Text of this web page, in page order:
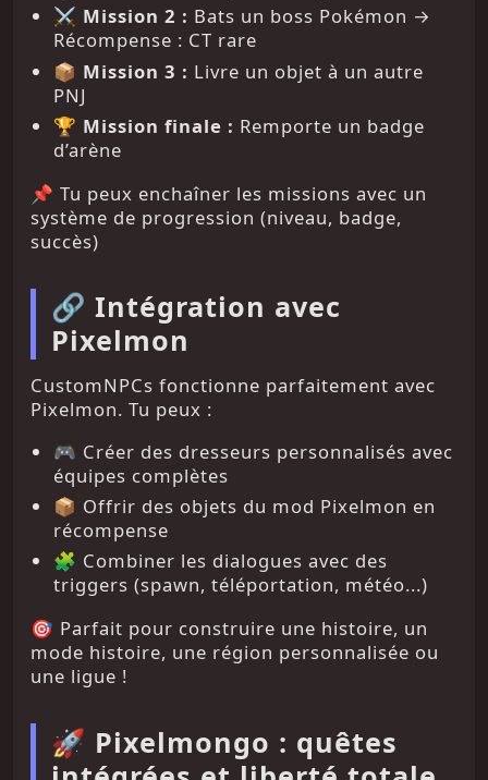
⚔️ Mission 2 : Bats un boss Pokémon →
Récompense : CT rare
📦 Mission 3 : Livre un objet à un autre
PNJ
🏆 Mission finale : Remporte un badge
d’arène
📌 Tu peux enchaîner les missions avec un
système de progression (niveau, badge,
succès)
🔗 Intégration avec
Pixelmon
CustomNPCs fonctionne parfaitement avec
Pixelmon. Tu peux :
🎮 Créer des dresseurs personnalisés avec
équipes complètes
📦 Offrir des objets du mod Pixelmon en
récompense
🧩 Combiner les dialogues avec des
triggers (spawn, téléportation, météo...)
🎯 Parfait pour construire une histoire, un
mode histoire, une région personnalisée ou
une ligue !
🚀 Pixelmongo : quêtes